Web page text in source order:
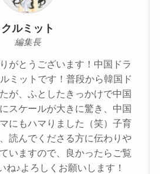
クルミット
編集長
がとうございます！中国ドラ
ミットです！普段から韓国ド
が、ふとしたきっかけで中国
スケールが大きに驚き、中国
にもハマりました（笑）子育
読んでくださる方に伝わりや
いますので、良かったらご覧
ね♪よろしくお願いします！